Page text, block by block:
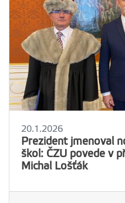
20.1.2026
Prezident jmenoval
škol: ČZU povede v
Michal Lošťák